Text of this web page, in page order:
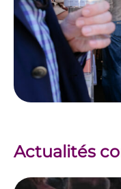
Actualités